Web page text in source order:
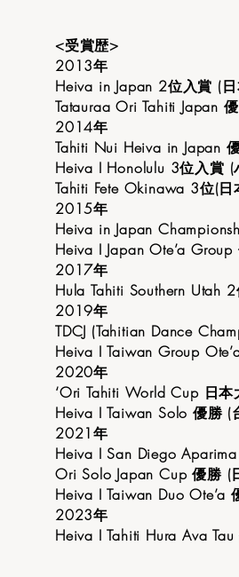
<受賞歴>
2013年
Heiva in Japan 2位入賞 (日
Tatauraa Ori Tahiti Japan
2014年
Tahiti Nui Heiva in Japan
Heiva I Honolulu 3位入賞 (
Tahiti Fete Okinawa 3位(日
2015年
Heiva in Japan
Heiva I Japan Ote’a
2017年
Hula Tahiti Southern Utah
2019年
TDCJ (Tahitian Dance
Heiva I Taiwan Group
2020年
‘Ori Tahiti World Cup 日
Heiva I Taiwan Solo 優勝 (
2021年
Heiva I San Diego
Ori Solo Japan Cup 優勝 (
Heiva I Taiwan Duo Ote’a
2023年
Heiva I Tahiti Hura Ava